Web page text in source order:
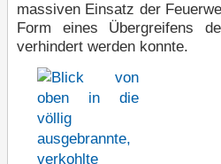
massiven Einsatz der
Form eines Übergreifens
verhindert werden konnte.